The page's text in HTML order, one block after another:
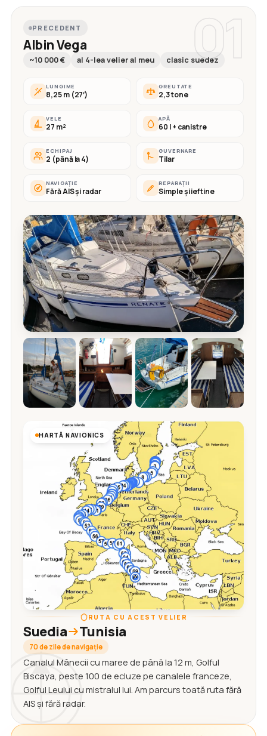
01
PRECEDENT
Albin Vega
~10 000 € al 4-lea velier al meu clasic suedez
LUNGIME
8,25 m (27′)
GREUTATE
2,3 tone
VELE
27 m²
APĂ
60 l + canistre
ECHIPAJ
2 (până la 4)
GUVERNARE
Tilar
NAVIGAȚIE
Fără AIS și radar
REPARAȚII
Simple și ieftine
HARTĂ NAVIONICS
RUTA CU ACEST VELIER
Suedia Tunisia
70 de zile de navigație
Canalul Mânecii cu maree de până la 12 m, Golful
Biscaya, peste 100 de ecluze pe canalele franceze,
Golful Leului cu mistralul lui. Am parcurs toată ruta fără
AIS și fără radar.